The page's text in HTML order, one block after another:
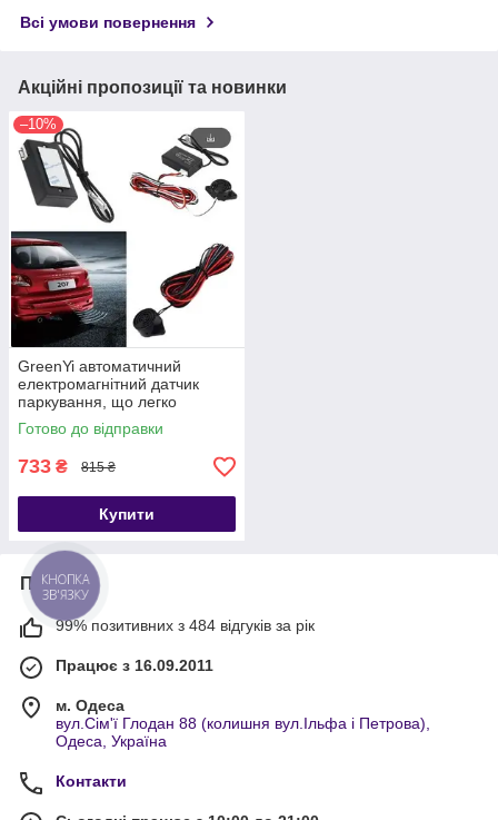
Всі умови повернення
Акційні пропозиції та новинки
–10%
GreenYi автоматичний
електромагнітний датчик
паркування, що легко
встановлюється,
паркувальний радар
Готово до відправки
733 ₴ 815 ₴
Купити
Про нас
99% позитивних з 484 відгуків за рік
Працює з 16.09.2011
м. Одеса
вул.Сім'ї Глодан 88 (колишня вул.Ільфа і Петрова),
Одеса, Україна
Контакти
КНОПКА
ЗВ'ЯЗКУ